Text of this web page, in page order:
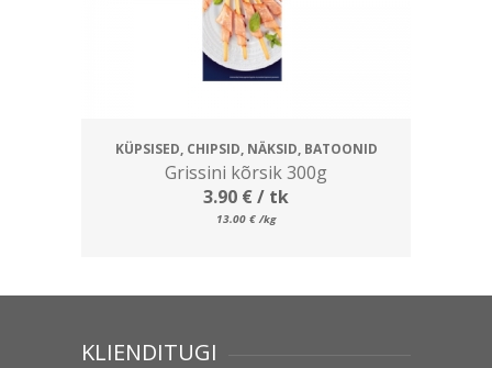
KÜPSISED, CHIPSID, NÄKSID, BATOONID
Grissini kõrsik 300g
3.90 €/ tk
13.00 € /kg
KLIENDITUGI